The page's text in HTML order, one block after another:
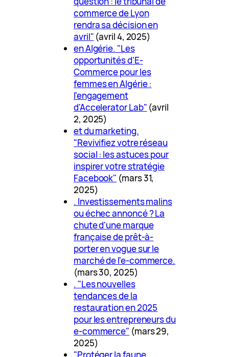
commerce de Lyon
rendra sa décision en
avril" (avril 4, 2025)
en Algérie. "Les
opportunités d'E-
Commerce pour les
femmes en Algérie :
l'engagement
d'Accelerator Lab" (avril
2, 2025)
et du marketing.
"Revivifiez votre réseau
social : les astuces pour
inspirer votre stratégie
Facebook" (mars 31,
2025)
. Investissements malins
ou échec annoncé ? La
chute d'une marque
française de prêt-à-
porter en vogue sur le
marché de l'e-commerce.
(mars 30, 2025)
. "Les nouvelles
tendances de la
restauration en 2025
pour les entrepreneurs du
e-commerce" (mars 29,
2025)